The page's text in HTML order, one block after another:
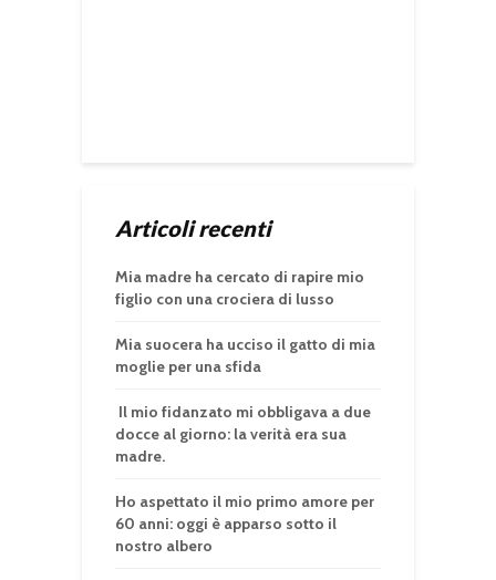
Articoli recenti
Mia madre ha cercato di rapire mio
figlio con una crociera di lusso
Mia suocera ha ucciso il gatto di mia
moglie per una sfida
Il mio fidanzato mi obbligava a due
docce al giorno: la verità era sua
madre.
Ho aspettato il mio primo amore per
60 anni: oggi è apparso sotto il
nostro albero